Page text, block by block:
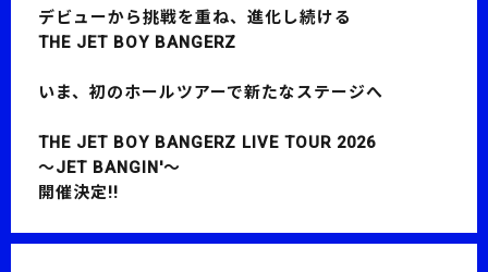
デビューから挑戦を重ね、進化し続ける
THE JET BOY BANGERZ
いま、初のホールツアーで新たなステージへ――
THE JET BOY BANGERZ LIVE TOUR 2026
〜JET BANGIN'〜
開催決定!!